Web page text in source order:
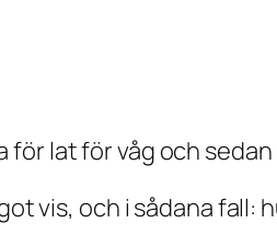
lat för våg och
vis, och i sådana fall: